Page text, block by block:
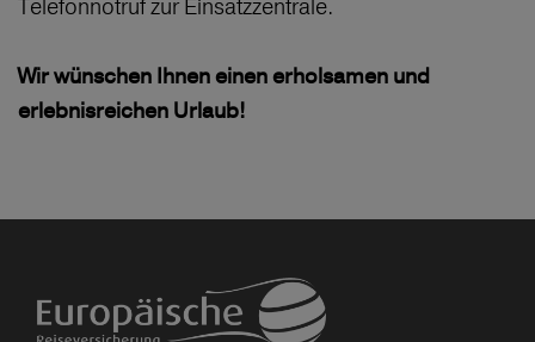
Telefonnotruf zur Einsatzzentrale.
Wir wünschen Ihnen einen erholsamen und
erlebnisreichen Urlaub!